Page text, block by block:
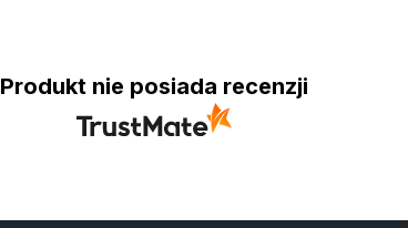
Produkt nie posiada recenzji